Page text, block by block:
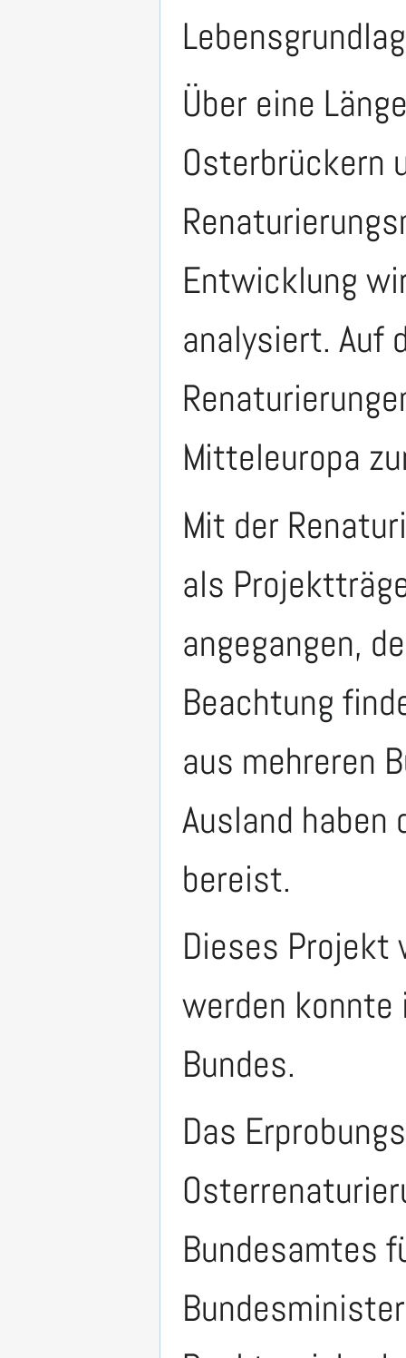
Über eine
Osterbrückern
Entwicklung
analysiert. Auf
Mitteleuropa
Mit der
als
angegangen,
Beachtung
aus mehreren
Ausland
bereist.
Dieses
werden
Bundes.
Das
Bundesamtes